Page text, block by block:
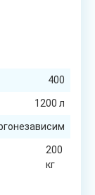
400
1200 л
200
кг